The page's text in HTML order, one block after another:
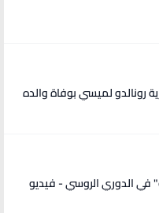
في الدوري الروسي - فيديو